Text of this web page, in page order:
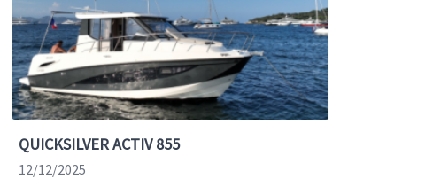
QUICKSILVER ACTIV 855
12/12/2025